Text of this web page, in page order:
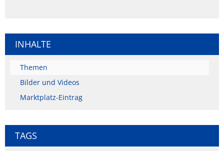
INHALTE
Themen
Bilder und Videos
Marktplatz-Eintrag
TAGS